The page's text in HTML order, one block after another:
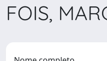
FOIS,